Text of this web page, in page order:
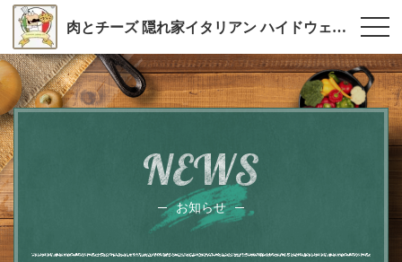
肉とチーズ 隠れ家イタリアン ハイドウェイダイニング555（ファイブ）川越
NEWS
お知らせ